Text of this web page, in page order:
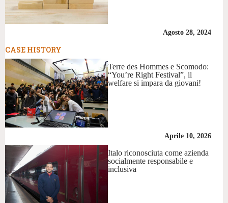
Agosto 28, 2024
CASE HISTORY
Terre des Hommes e Scomodo:
“You’re Right Festival”, il
welfare si impara da giovani!
Aprile 10, 2026
Italo riconosciuta come azienda
socialmente responsabile e
inclusiva